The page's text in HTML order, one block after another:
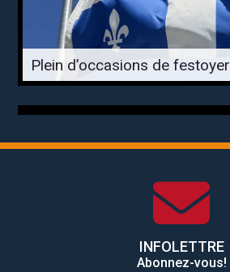
Plein d’occasions de festoyer
INFOLETTRE
Abonnez-vous!